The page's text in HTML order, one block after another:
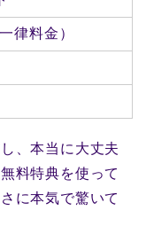
律料金）
、本当に大丈夫
料特典を使って
に本気で驚いて